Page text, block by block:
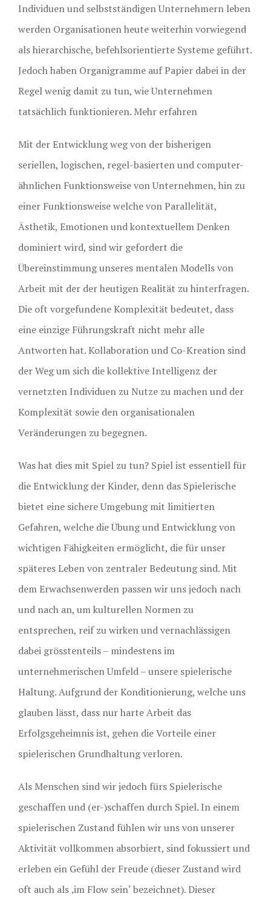
Individuen und selbstständigen Unternehmern leben
werden Organisationen heute weiterhin vorwiegend
als hierarchische, befehlsorientierte Systeme geführt.
Jedoch haben Organigramme auf Papier dabei in der
Regel wenig damit zu tun, wie Unternehmen
tatsächlich funktionieren. Mehr erfahren
Mit der Entwicklung weg von der bisherigen
seriellen, logischen, regel-basierten und computer-
ähnlichen Funktionsweise von Unternehmen, hin zu
einer Funktionsweise welche von Parallelität,
Ästhetik, Emotionen und kontextuellem Denken
dominiert wird, sind wir gefordert die
Übereinstimmung unseres mentalen Modells von
Arbeit mit der der heutigen Realität zu hinterfragen.
Die oft vorgefundene Komplexität bedeutet, dass
eine einzige Führungskraft nicht mehr alle
Antworten hat. Kollaboration und Co-Kreation sind
der Weg um sich die kollektive Intelligenz der
vernetzten Individuen zu Nutze zu machen und der
Komplexität sowie den organisationalen
Veränderungen zu begegnen.
Was hat dies mit Spiel zu tun? Spiel ist essentiell für
die Entwicklung der Kinder, denn das Spielerische
bietet eine sichere Umgebung mit limitierten
Gefahren, welche die Übung und Entwicklung von
wichtigen Fähigkeiten ermöglicht, die für unser
späteres Leben von zentraler Bedeutung sind. Mit
dem Erwachsenwerden passen wir uns jedoch nach
und nach an, um kulturellen Normen zu
entsprechen, reif zu wirken und vernachlässigen
dabei grösstenteils – mindestens im
unternehmerischen Umfeld – unsere spielerische
Haltung. Aufgrund der Konditionierung, welche uns
glauben lässt, dass nur harte Arbeit das
Erfolgsgeheimnis ist, gehen die Vorteile einer
spielerischen Grundhaltung verloren.
Als Menschen sind wir jedoch fürs Spielerische
geschaffen und (er-)schaffen durch Spiel. In einem
spielerischen Zustand fühlen wir uns von unserer
Aktivität vollkommen absorbiert, sind fokussiert und
erleben ein Gefühl der Freude (dieser Zustand wird
oft auch als ‚im Flow sein‘ bezeichnet). Dieser